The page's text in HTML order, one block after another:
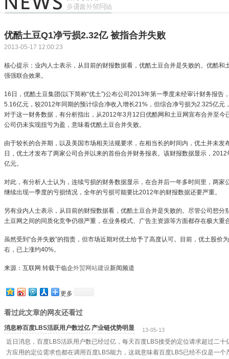
优酷土豆Q1净亏损2.32亿 被指合并失败
2013-05-17 12:00:23
核心提示：业内人士表示，从目前的财报数据看，优酷土豆合并是失败的。优酷和
强强联合效果。
16日，优酷土豆集团(以下简称“优土”)公布公司2013年第一季度未经审计财务报
5.16亿元，较2012年同期的预计综合净收入增长21%，但综合净亏损为2.325亿元
对于这一财务数据，有分析指出，从2012年3月12日优酷网和土豆网宣布合并至今
公司仍未实现扭亏为盈，意味着优酷土豆合并失败。
由于较长的合并期，以及美国市场相关法规要求，在相当长的时间内，优土并未
日，优土才发布了两家公司合并以来的首份合并财务报表。该财报数据显示，
亿元。
对此，有分析人士认为，连续亏损的财务数据显示，在合并后一年多时间里，两家
继续出现一季度的亏损情况，全年的亏损可能要比2012年的财报数据还要严重。
另有业内人士表示，从目前的财报数据看，优酷土豆合并是失败的。尽管公司想
土豆网之间的同质化竞争仍很严重，在业务模式、广告主资源等方面都存在极大重
虽然受到“合并失败”的指责，但市场近期对优土给予了高度认可。目前，优土股价
右，已上涨约40%。
来源：互联网 转载于临企外贸网站建设新闻频道
更多
看过此文章的网友还看过
消息称百度LBS活跃用户数过亿 产业链优势明显 13-05-13
近日消息，百度LBS活跃用户数已经过亿，每天百度LBS接受的定位请求超过二
方应用的定位需求也都在调用百度LBS能力，这就意味着百度LBS已经不仅是一